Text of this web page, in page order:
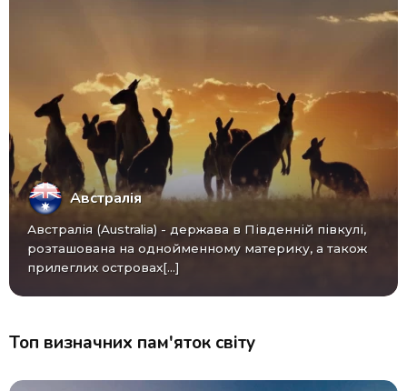
Австралія
Австралія (Australia) - ​​держава в Південній півкулі,
розташована на однойменному материку, а також
прилеглих островах[...]
Топ визначних пам'яток світу